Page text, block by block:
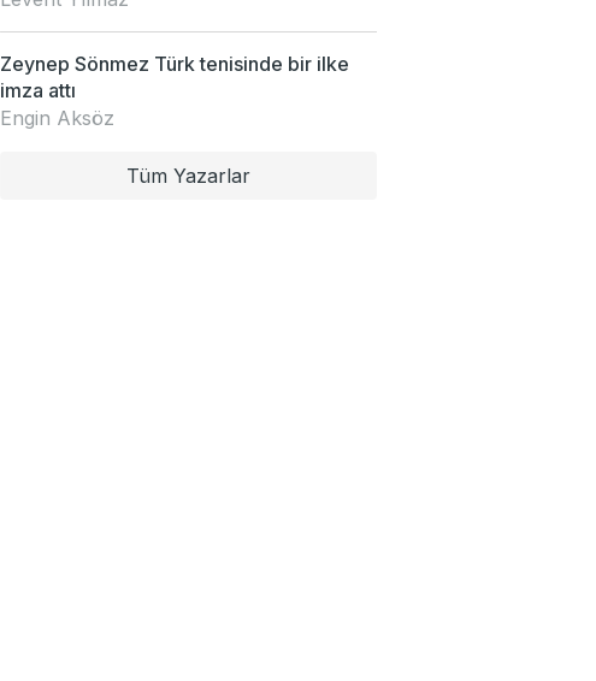
Zeynep Sönmez Türk tenisinde bir ilke
imza attı
Engin Aksöz
Tüm Yazarlar